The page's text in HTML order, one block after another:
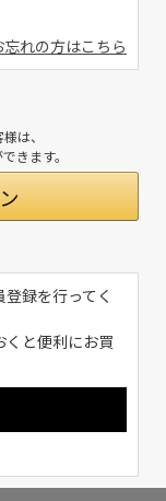
れの方はこちら
は、
きます。
録を行ってく
くと便利にお買